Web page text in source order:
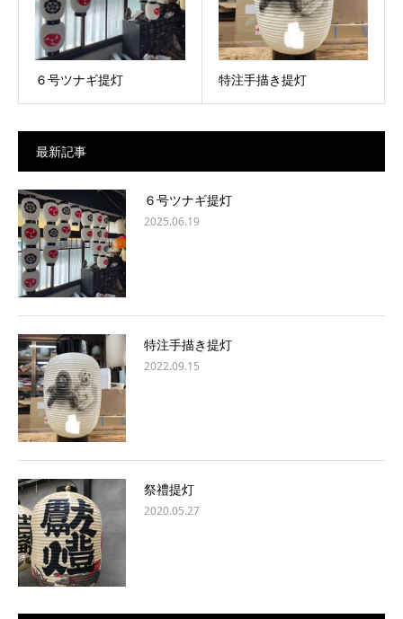
６号ツナギ提灯 特注手描き提灯
最新記事
６号ツナギ提灯
2025.06.19
特注手描き提灯
2022.09.15
祭禮提灯
2020.05.27